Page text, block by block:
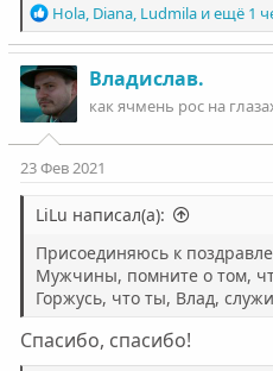
Р
е
а
к
ц
и
и
:
Hola, Diana, Ludmilaи ещё 1
Владислав.
как ячмень рос на
23 Фев 2021
LiLu написал(а):
Присоединяюсь к
Мужчины, помните о том,
Горжусь, что ты, Влад,
Спасибо, спасибо!